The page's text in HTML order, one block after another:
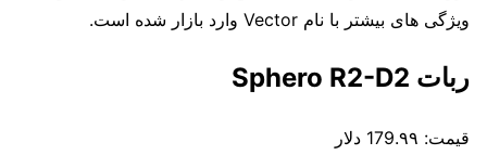
ویژگی های بیشتر با نام Vector وارد بازار شده است.
ربات Sphero R2-D2
قیمت: